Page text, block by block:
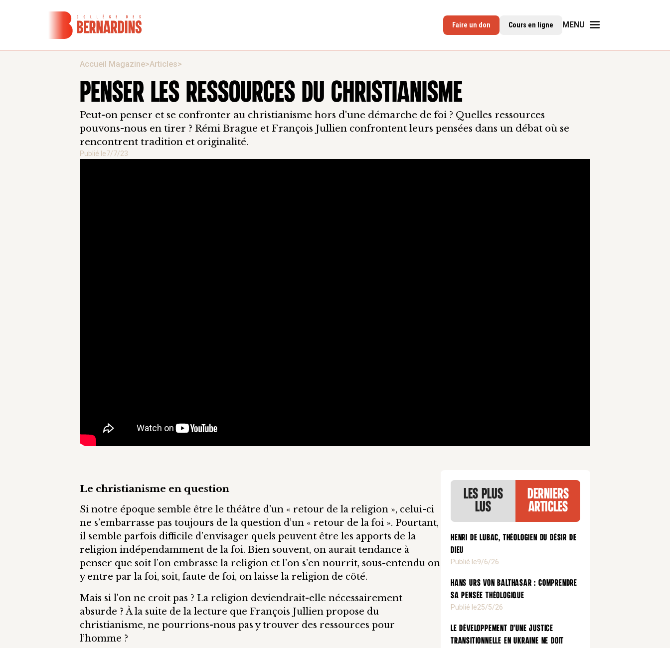
Faire un don Cours en ligne MENU
Accueil Magazine>Articles>
PENSER LES RESSOURCES DU CHRISTIANISME
Peut-on penser et se confronter au christianisme hors d'une démarche de foi ? Quelles ressources
pouvons-nous en tirer ? Rémi Brague et François Jullien confrontent leurs pensées dans un débat où se
rencontrent tradition et originalité.
Publié le7/7/23
Le christianisme en question
Si notre époque semble être le théâtre d’un « retour de la religion », celui-ci
ne s’embarrasse pas toujours de la question d’un « retour de la foi ». Pourtant,
il semble parfois difficile d’envisager quels peuvent être les apports de la
religion indépendamment de la foi. Bien souvent, on aurait tendance à
penser que soit l’on embrasse la religion et l’on s’en nourrit, sous-entendu on
y entre par la foi, soit, faute de foi, on laisse la religion de côté.
Mais si l'on ne croit pas ? La religion deviendrait-elle nécessairement
absurde ? À la suite de la lecture que François Jullien propose du
christianisme, ne pourrions-nous pas y trouver des ressources pour
l’homme ?
Les plus
lus
Derniers
articles
Henri de Lubac, théologien du désir de
Dieu
Publié le9/6/26
Hans Urs von Balthasar : comprendre
sa pensée théologique
Publié le25/5/26
Le développement d’une justice
transitionnelle en Ukraine ne doit